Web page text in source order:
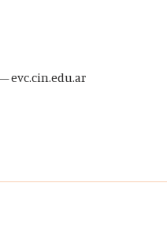
evc.cin.edu.ar